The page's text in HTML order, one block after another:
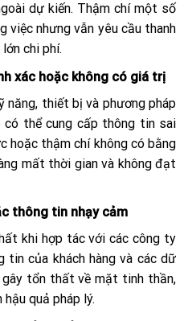
dự kiến. Thậm chí một số
việc nhưng vẫn yêu cầu thanh
chi phí.
xác hoặc không có giá trị
năng, thiết bị và phương pháp
có thể cung cấp thông tin sai
hoặc thậm chí không có bằng
mất thời gian và không đạt
thông tin nhạy cảm
khi hợp tác với các công ty
tin của khách hàng và các dữ
tổn thất về mặt tinh thần,
quả pháp lý.